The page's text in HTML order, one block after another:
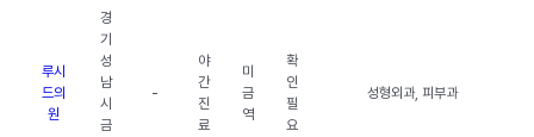
루시
드의
원
경
기
성
남
시
금
-
야
간
진
료
미
금
역
확
인
필
요
성형외과, 피부과